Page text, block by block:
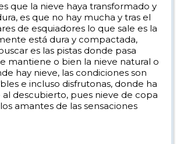
que la nieve haya transformado y
es que no hay mucha y tras el
de esquiadores lo que sale es la
está dura y compactada,
es las pistas donde pasa
mantiene o bien la nieve natural o
hay nieve, las condiciones son
e incluso disfrutonas, donde ha
descubierto, pues nieve de copa
amantes de las sensaciones